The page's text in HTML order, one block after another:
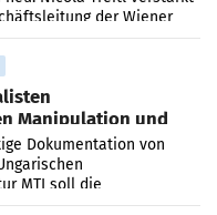
der Wiener
Seite von Josef Kalina und
Manipulation und
Dokumentation von
MTI soll die
Manipulation und